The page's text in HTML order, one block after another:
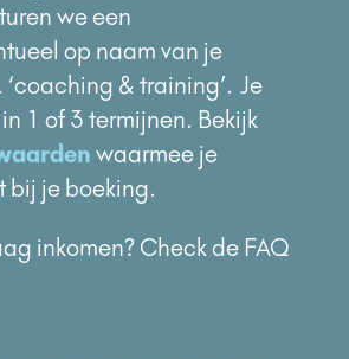
we een
op naam van je
& training’. Je
1 of 3 termijnen. Bekijk
waarmee je
bij je boeking.
inkomen? Check de FAQ